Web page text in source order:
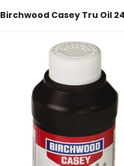
Birchwood Casey Tru Oil